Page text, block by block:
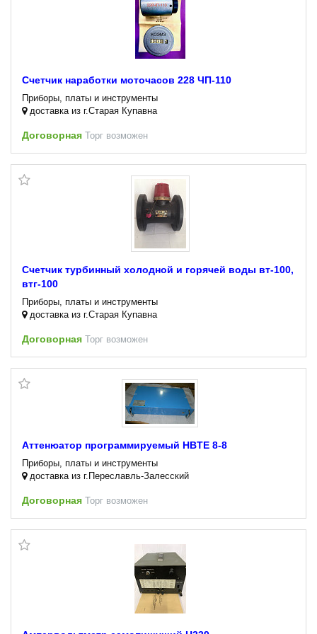
Счетчик наработки моточасов 228 ЧП-110
Приборы, платы и инструменты
доставка из г.Старая Купавна
Договорная Торг возможен
Счетчик турбинный холодной и горячей воды вт-100,
втг-100
Приборы, платы и инструменты
доставка из г.Старая Купавна
Договорная Торг возможен
Аттенюатор программируемый HBTE 8-8
Приборы, платы и инструменты
доставка из г.Переславль-Залесский
Договорная Торг возможен